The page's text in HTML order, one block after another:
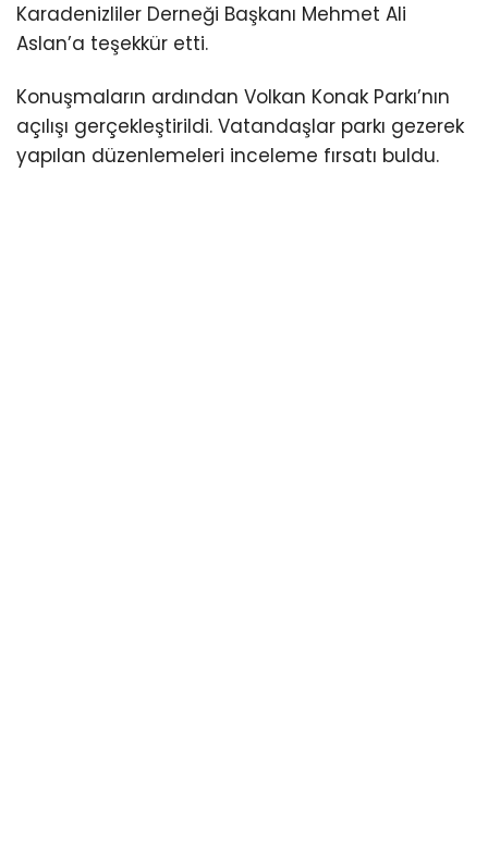
Karadenizliler Derneği Başkanı Mehmet Ali
Aslan’a teşekkür etti.
Konuşmaların ardından Volkan Konak Parkı’nın
açılışı gerçekleştirildi. Vatandaşlar parkı gezerek
yapılan düzenlemeleri inceleme fırsatı buldu.